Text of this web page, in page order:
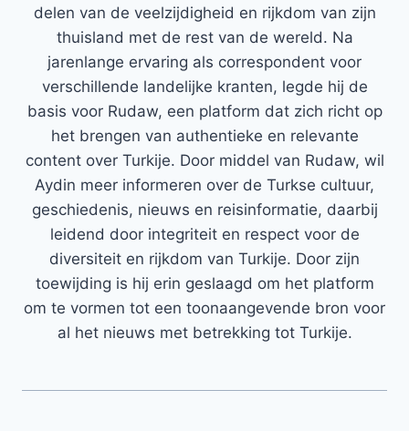
delen van de veelzijdigheid en rijkdom van zijn
thuisland met de rest van de wereld. Na
jarenlange ervaring als correspondent voor
verschillende landelijke kranten, legde hij de
basis voor Rudaw, een platform dat zich richt op
het brengen van authentieke en relevante
content over Turkije. Door middel van Rudaw, wil
Aydin meer informeren over de Turkse cultuur,
geschiedenis, nieuws en reisinformatie, daarbij
leidend door integriteit en respect voor de
diversiteit en rijkdom van Turkije. Door zijn
toewijding is hij erin geslaagd om het platform
om te vormen tot een toonaangevende bron voor
al het nieuws met betrekking tot Turkije.